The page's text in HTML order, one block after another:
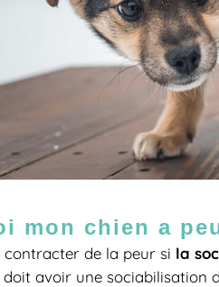
mon chien a
contracter de la peur si la
avoir une sociabilisation